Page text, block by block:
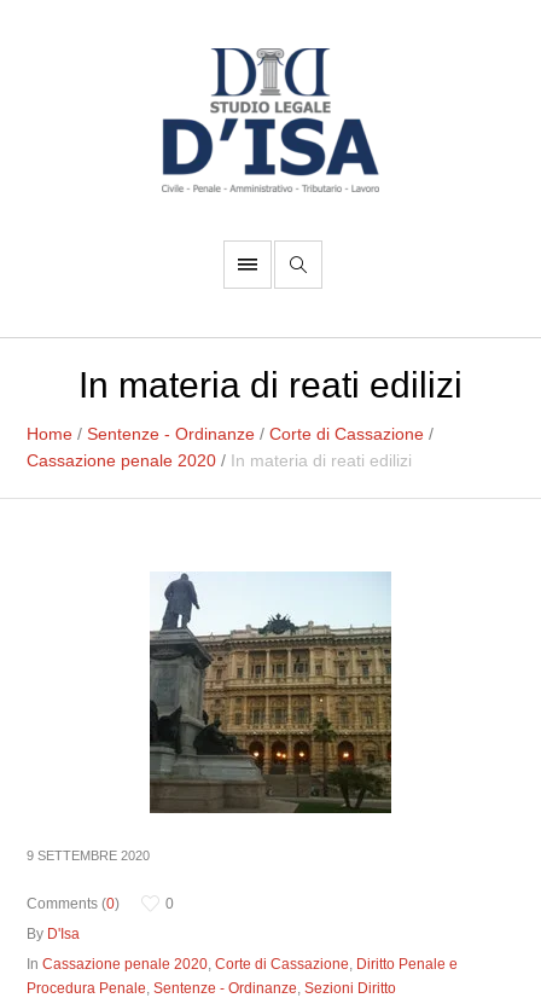
In materia di reati edilizi
Home /Sentenze - Ordinanze /Corte di Cassazione /
Cassazione penale 2020 / In materia di reati edilizi
9 SETTEMBRE 2020
Comments (0)
0
By D'Isa
InCassazione penale 2020,Corte di Cassazione, Diritto Penale e
Procedura Penale,Sentenze - Ordinanze,Sezioni Diritto